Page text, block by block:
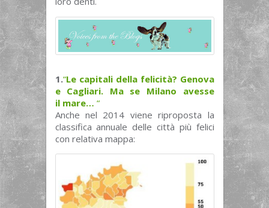
1.“Le capitali della felicità? Genova
e Cagliari. Ma se Milano avesse
il mare… “
Anche nel 2014 viene riproposta la
classifica annuale delle città più felici
con relativa mappa: